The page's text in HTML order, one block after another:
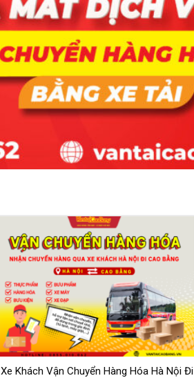
Xe Khách Vận Chuyển Hàng Hóa Hà Nội Đi